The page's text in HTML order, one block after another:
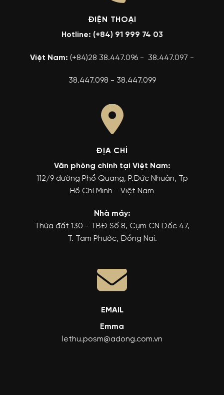
ĐIỆN THOẠI
Hotline: (+84) 91 999 74 03
Việt Nam: (+84)28 38.447.096 - 38.447.097 -
38.447.098 - 38.447.099
ĐỊA CHỈ
Văn phòng chính tại Việt Nam:
112/9 đường Phổ Quang, P.Đức Nhuận, Tp
Hồ Chí Minh - Việt Nam
Nhà máy:
Thửa đất 130 - TBĐ Số 8, Cụm CN Dốc 47,
T. Tam Phước, Đồng Nai.
EMAIL
Emma
lethu.posm@adong.com.vn